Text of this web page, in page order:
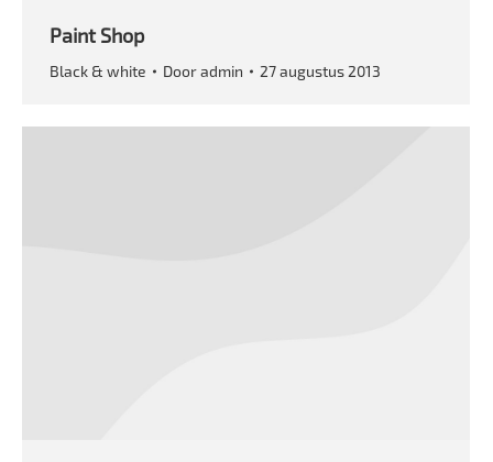
Paint Shop
Black & white Dooradmin 27 augustus 2013